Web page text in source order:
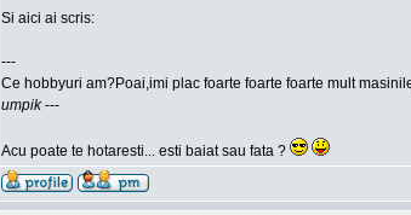
Si aici ai scris:
---
Ce hobbyuri am?Poai,imi plac foarte foarte foarte mult
umpik---
Acu poate te hotaresti... esti baiat sau fata ?